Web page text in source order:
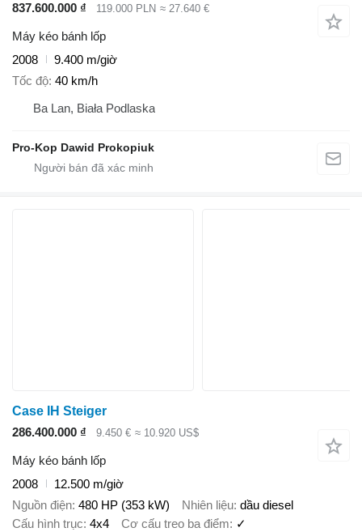
837.600.000 ₫
119.000 PLN ≈ 27.640 €
Máy kéo bánh lốp
2008
9.400 m/giờ
Tốc độ 40 km/h
Ba Lan, Biała Podlaska
Pro-Kop Dawid Prokopiuk
Case IH Steiger
286.400.000 ₫
9.450 € ≈ 10.920 US$
Máy kéo bánh lốp
2008
12.500 m/giờ
Nguồn điện 480 HP (353 kW) Nhiên liệu dầu diesel
Cấu hình trục 4x4 Cơ cấu treo ba điểm ✓